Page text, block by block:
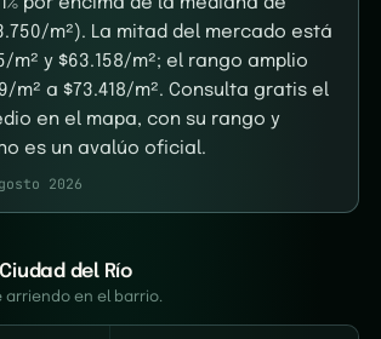
m²). La mitad del mercado está
m² y $63.158/m²; el rango amplio
m² a $73.418/m². Consulta gratis el
en el mapa, con su rango y
es un avalúo oficial.
2026
del Río
arriendo en el barrio.